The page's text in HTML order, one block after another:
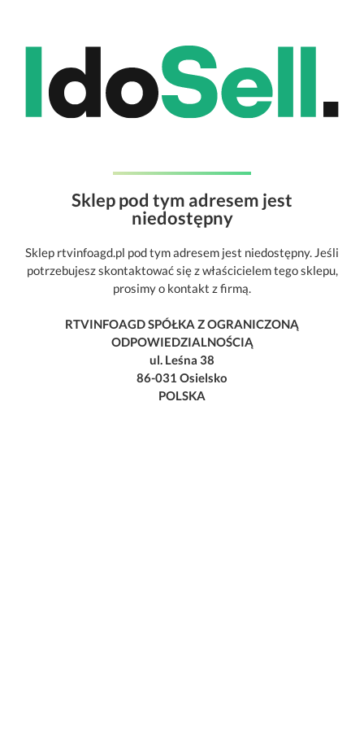
Sklep pod tym adresem jest
niedostępny
Sklep rtvinfoagd.pl pod tym adresem jest niedostępny. Jeśli
potrzebujesz skontaktować się z właścicielem tego sklepu,
prosimy o kontakt z firmą.
RTVINFOAGD SPÓŁKA Z OGRANICZONĄ
ODPOWIEDZIALNOŚCIĄ
ul. Leśna 38
86-031 Osielsko
POLSKA